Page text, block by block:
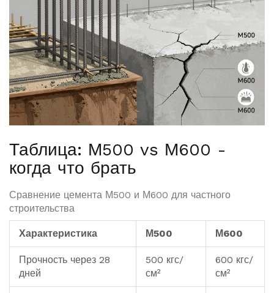
Таблица: М500 vs М600 -
когда что брать
Сравнение цемента М500 и М600 для частного
строительства
Характеристика М500 М600
Прочность через 28
дней
500 кгс/
см²
600 кгс/
см²